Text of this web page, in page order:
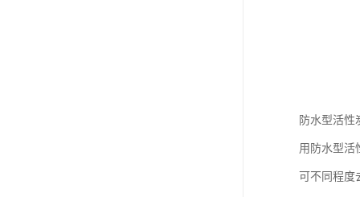
防水型活性
用防水型活
可不同程度